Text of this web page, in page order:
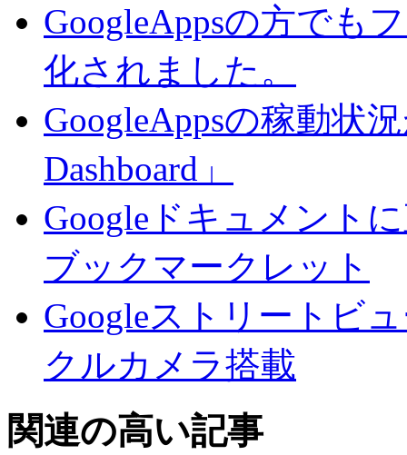
GoogleAppsの方でも
化されました。
GoogleAppsの稼動状
Dashboard」
Googleドキュメント
ブックマークレット
Googleストリートビ
クルカメラ搭載
関連の高い記事